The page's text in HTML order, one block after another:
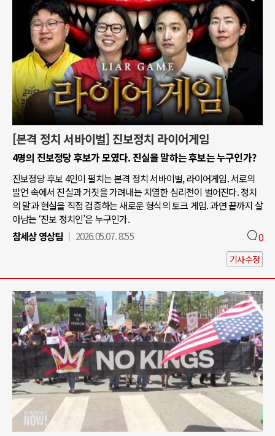
[본격 정치 서바이벌] 진보정치 라이어게임
4명의 진보정당 후보가 모였다. 진실을 말하는 후보는 누구인가?
진보정당 후보 4인이 펼치는 본격 정치 서바이벌, 라이어게임. 서로의
발언 속에서 진실과 거짓을 가려내는 치열한 심리전이 벌어진다. 정치
의 말과 현실을 직접 검증하는 새로운 형식의 토크 게임. 과연 끝까지 살
아남는 ‘진보 정치인’은 누구인가.
참세상 영상팀
2026.05.07. 8:55 0
기사수정